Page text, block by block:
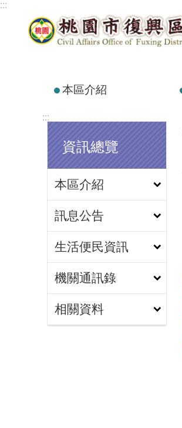
跳到主要內容區塊
:::
本區介紹
:::
資訊總覽
本區介紹
訊息公告
生活便民資訊
機關通訊錄
相關資料